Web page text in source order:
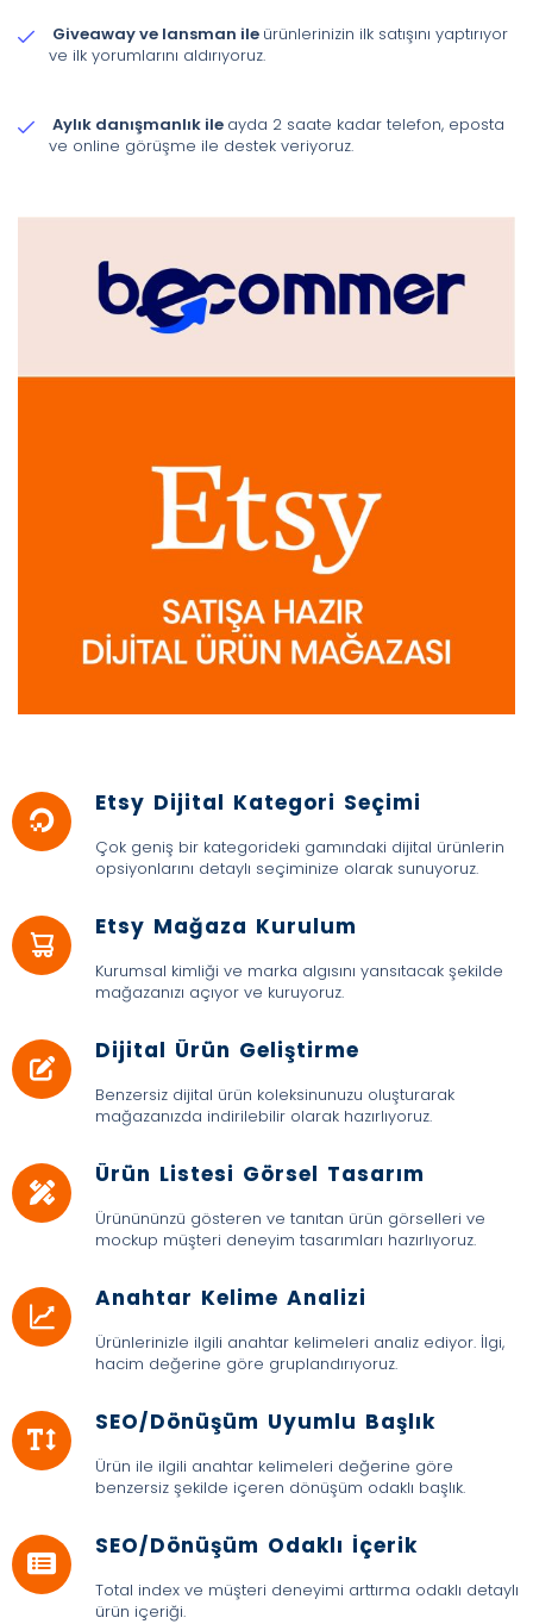
Giveaway ve lansman ile ürünlerinizin ilk satışını yaptırıyor
ve ilk yorumlarını aldırıyoruz.
Aylık danışmanlık ile ayda 2 saate kadar telefon, eposta
ve online görüşme ile destek veriyoruz.
Etsy Dijital Kategori Seçimi
Çok geniş bir kategorideki gamındaki dijital ürünlerin
opsiyonlarını detaylı seçiminize olarak sunuyoruz.
Etsy Mağaza Kurulum
Kurumsal kimliği ve marka algısını yansıtacak şekilde
mağazanızı açıyor ve kuruyoruz.
Dijital Ürün Geliştirme
Benzersiz dijital ürün koleksinunuzu oluşturarak
mağazanızda indirilebilir olarak hazırlıyoruz.
Ürün Listesi Görsel Tasarım
Ürünününzü gösteren ve tanıtan ürün görselleri ve
mockup müşteri deneyim tasarımları hazırlıyoruz.
Anahtar Kelime Analizi
Ürünlerinizle ilgili anahtar kelimeleri analiz ediyor. İlgi,
hacim değerine göre gruplandırıyoruz.
SEO/Dönüşüm Uyumlu Başlık
Ürün ile ilgili anahtar kelimeleri değerine göre
benzersiz şekilde içeren dönüşüm odaklı başlık.
SEO/Dönüşüm Odaklı İçerik
Total index ve müşteri deneyimi arttırma odaklı detaylı
ürün içeriği.